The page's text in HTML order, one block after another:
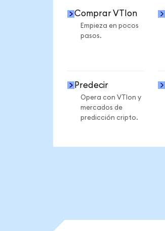
Comprar VTIon
Empieza en pocos
pasos.
Predecir
Opera con VTIon y
mercados de
predicción cripto.